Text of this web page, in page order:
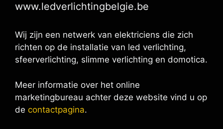
www.ledverlichtingbelgie.be
Wij zijn een netwerk van elektriciens die zich
richten op de installatie van led verlichting,
sfeerverlichting, slimme verlichting en domotica.
Meer informatie over het online
marketingbureau achter deze website vind u op
de contactpagina.